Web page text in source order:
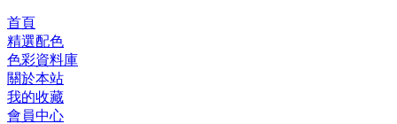
首頁
精選配色
色彩資料庫
關於本站
我的收藏
會員中心